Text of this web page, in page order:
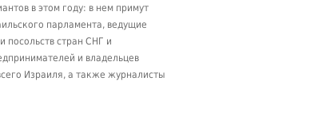
в этом году: в нем примут
парламента, ведущие
посольств стран СНГ и
и владельцев
Израиля, а также журналисты